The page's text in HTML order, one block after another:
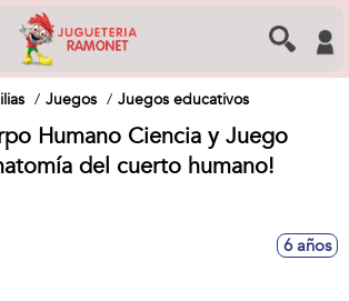
Juegos Juegos educativos
Humano Ciencia y Juego
del cuerto humano!
6 años